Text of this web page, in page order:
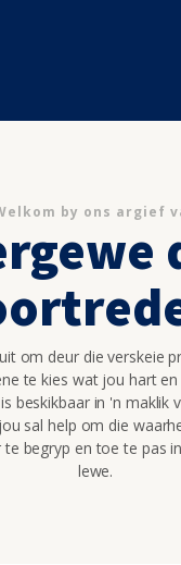
by ons argief
om deur die verskeie
te kies wat jou hart en
beskikbaar in 'n maklik
sal help om die
begryp en toe te pas
lewe.